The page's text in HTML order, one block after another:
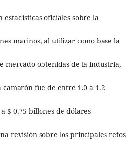
estadísticas oficiales sobre la
marinos, al utilizar como base la
mercado obtenidas de la industria,
fue de entre 1.0 a 1.2
$ 0.75 billones de dólares
revisión sobre los principales retos